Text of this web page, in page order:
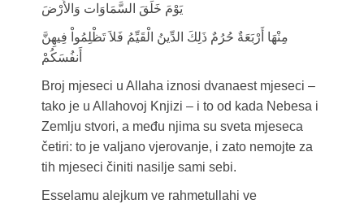
يَوْمَ خَلَقَ السَّمَاوَات وَالأَرْضَ
مِنْهَا أَرْبَعَةٌ حُرُمٌ ذَلِكَ الدِّينُ الْقَيِّمُ فَلاَ تَظْلِمُواْ فِيهِنَّ
أَنفُسَكُمْ
Broj mjeseci u Allaha iznosi dvanaest mjeseci –
tako je u Allahovoj Knjizi – i to od kada Nebesa i
Zemlju stvori, a među njima su sveta mjeseca
četiri: to je valjano vjerovanje, i zato nemojte za
tih mjeseci činiti nasilje sami sebi.
Esselamu alejkum ve rahmetullahi ve